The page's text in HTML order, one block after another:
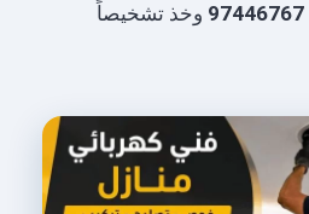
97446767 وخذ تشخيصاً